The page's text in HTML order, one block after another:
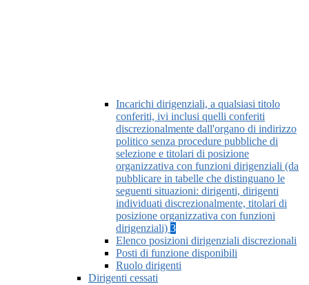
Incarichi dirigenziali, a qualsiasi titolo
conferiti, ivi inclusi quelli conferiti
discrezionalmente dall'organo di indirizzo
politico senza procedure pubbliche di
selezione e titolari di posizione
organizzativa con funzioni dirigenziali (da
pubblicare in tabelle che distinguano le
seguenti situazioni: dirigenti, dirigenti
individuati discrezionalmente, titolari di
posizione organizzativa con funzioni
dirigenziali) 3
Elenco posizioni dirigenziali discrezionali
Posti di funzione disponibili
Ruolo dirigenti
Dirigenti cessati